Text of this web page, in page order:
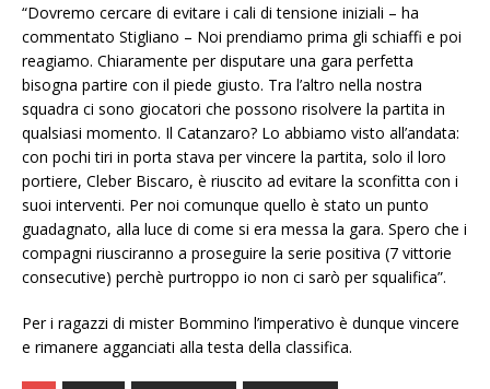
“Dovremo cercare di evitare i cali di tensione iniziali – ha
commentato Stigliano – Noi prendiamo prima gli schiaffi e poi
reagiamo. Chiaramente per disputare una gara perfetta
bisogna partire con il piede giusto. Tra l’altro nella nostra
squadra ci sono giocatori che possono risolvere la partita in
qualsiasi momento. Il Catanzaro? Lo abbiamo visto all’andata:
con pochi tiri in porta stava per vincere la partita, solo il loro
portiere, Cleber Biscaro, è riuscito ad evitare la sconfitta con i
suoi interventi. Per noi comunque quello è stato un punto
guadagnato, alla luce di come si era messa la gara. Spero che i
compagni riusciranno a proseguire la serie positiva (7 vittorie
consecutive) perchè purtroppo io non ci sarò per squalifica”.
Per i ragazzi di mister Bommino l’imperativo è dunque vincere
e rimanere agganciati alla testa della classifica.